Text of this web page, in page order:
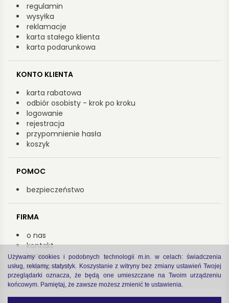
Używamy cookies i podobnych technologii m.in. w celach: świadczenia
usług, reklamy, statystyk. Koszystanie z witryny bez zmiany ustawień Twojej
przeglądarki oznacza, że będą one umieszczane na Twoim urządzeniu
końcowym. Pamiętaj, że zawsze możesz zmienić te ustawienia.
regulamin
wysyłka
reklamacje
karta stałego klienta
karta podarunkowa
KONTO KLIENTA
karta rabatowa
odbiór osobisty - krok po kroku
logowanie
rejestracja
przypomnienie hasła
koszyk
POMOC
bezpieczeństwo
FIRMA
o nas
kontakt
kariera
współpraca